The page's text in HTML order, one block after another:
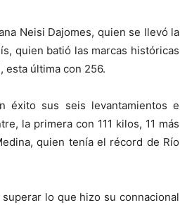
Neisi Dajomes, quien se llevó la
quien batió las marcas históricas
esta última con 256.
éxito sus seis levantamientos e
la primera con 111 kilos, 11 más
quien tenía el récord de Río
lo que hizo su connacional